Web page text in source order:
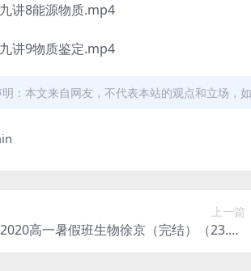
讲8能源物质.mp4
讲9物质鉴定.mp4
：本文来自网友，不代表本站的观点和立场，
上一篇
高一暑假班生物徐京（完结）（23.6G